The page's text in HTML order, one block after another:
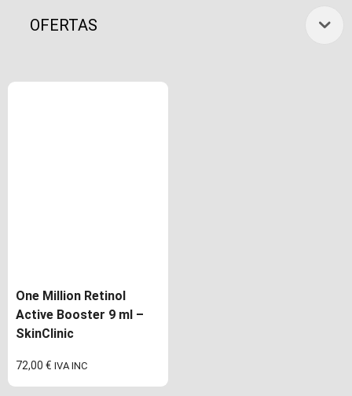
OFERTAS
One Million Retinol
Active Booster 9 ml –
SkinClinic
72,00 € IVA INC